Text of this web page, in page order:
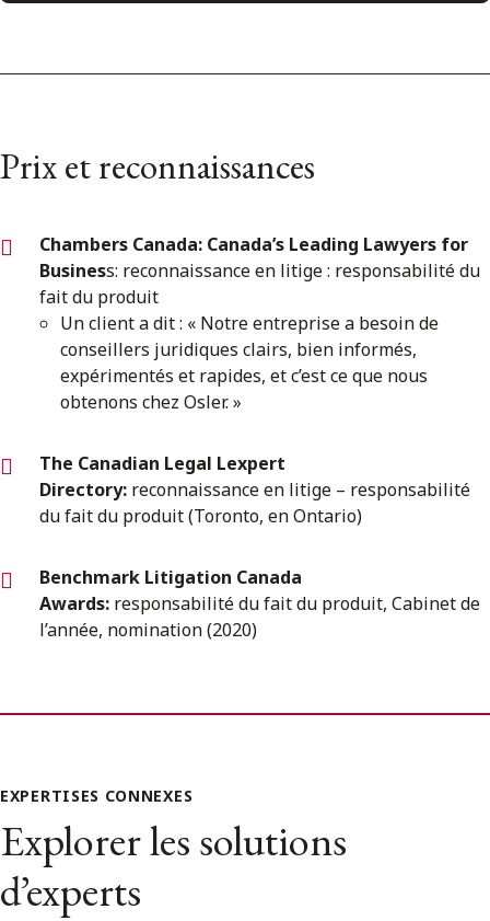
Prix et reconnaissances
Chambers Canada: Canada’s Leading Lawyers for
Business: reconnaissance en litige : responsabilité du
fait du produit
Un client a dit : « Notre entreprise a besoin de
conseillers juridiques clairs, bien informés,
expérimentés et rapides, et c’est ce que nous
obtenons chez Osler. »
The Canadian Legal Lexpert
Directory: reconnaissance en litige – responsabilité
du fait du produit (Toronto, en Ontario)
Benchmark Litigation Canada
Awards: responsabilité du fait du produit, Cabinet de
l’année, nomination (2020)
EXPERTISES CONNEXES
Explorer les solutions
d’experts